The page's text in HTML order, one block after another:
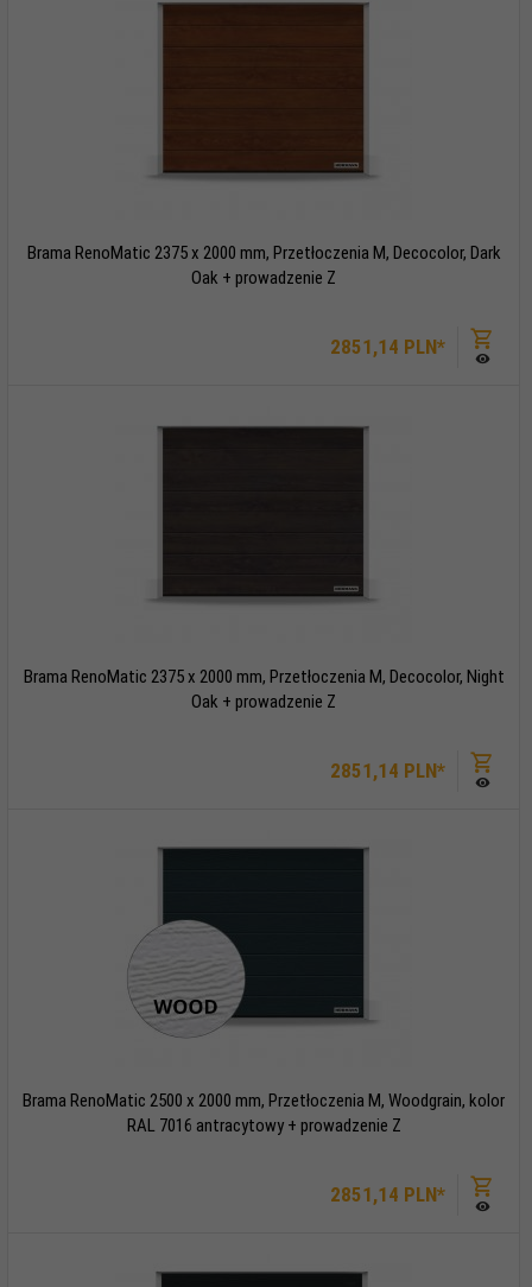
2851,14 PLN*
Brama RenoMatic 2375 x 2000 mm, Przetłoczenia M, Decocolor, Dark
Oak + prowadzenie Z
2851,14 PLN*
Brama RenoMatic 2375 x 2000 mm, Przetłoczenia M, Decocolor, Night
Oak + prowadzenie Z
2851,14 PLN*
Brama RenoMatic 2500 x 2000 mm, Przetłoczenia M, Woodgrain, kolor
RAL 7016 antracytowy + prowadzenie Z